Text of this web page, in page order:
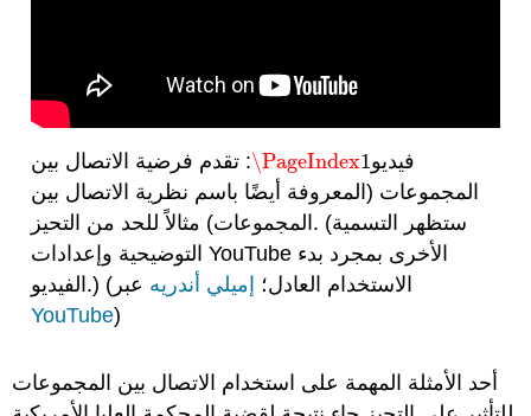
فيديو \PageIndex1
\PageIndex1
: تقدم فرضية الاتصال بين
المجموعات (المعروفة أيضًا باسم نظرية الاتصال بين
المجموعات) مثالاً للحد من التحيز. (ستظهر التسمية
التوضيحية وإعدادات YouTube الأخرى بمجرد بدء
الفيديو.) (الاستخدام العادل؛
إميلي أندريه عبر
YouTube)
أحد الأمثلة المهمة على استخدام الاتصال بين المجموعات